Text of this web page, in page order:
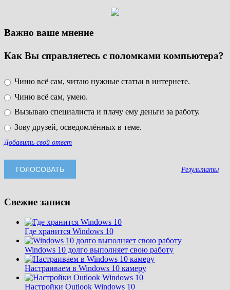
Важно ваше мнение
Как Вы справляетесь с поломками компьютера?
Чиню всё сам, читаю нужные статьи в интернете.
Чиню всё сам, умею.
Вызываю специалиста и плачу ему деньги за работу.
Зову друзей, осведомлённых в теме.
Добавить свой ответ
Результаты
Свежие записи
Где хранится Windows 10
Windows 10 долго выполняет свою работу
Настраиваем в Windows 10 камеру
Настройки Outlook Windows 10